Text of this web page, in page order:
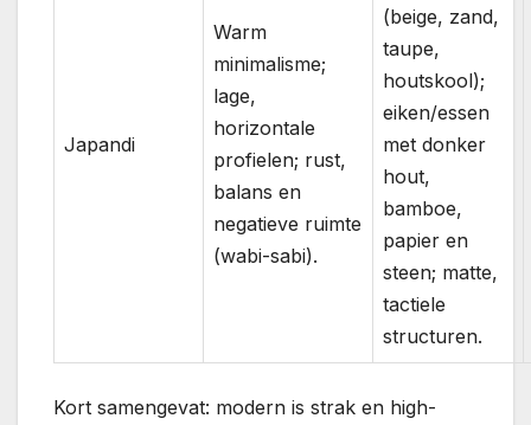
Japandi
Warm
minimalisme;
lage,
horizontale
profielen; rust,
balans en
negatieve ruimte
(wabi-sabi).
(beige, zand,
taupe,
houtskool);
eiken/essen
met donker
hout,
bamboe,
papier en
steen; matte,
tactiele
structuren.
Kort samengevat: modern is strak en high-